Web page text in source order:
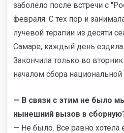
заболело после встречи с
февраля. С тех пор и
лучевой терапии из десяти
Самаре, каждый день ездила
Закончила только во
началом сбора
— В связи с этим не было
нынешний вызов в
— Не было. Все равно